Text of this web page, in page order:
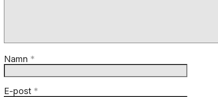
Namn *
E-post *